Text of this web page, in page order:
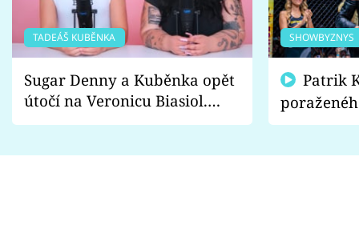
TADEÁŠ KUBĚNKA
Sugar Denny a Kuběnka opět
útočí na Veronicu Biasiol.
Proč je podle nich falešná a
SHOWBYZNYS
fanoušci